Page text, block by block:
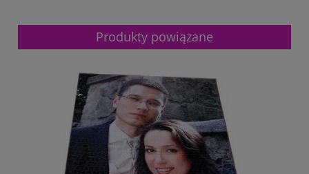
Produkty powiązane